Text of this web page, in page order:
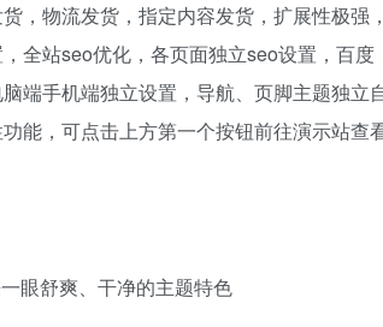
，物流发货，指定内容发货，扩展性极强
全站seo优化，各页面独立seo设置，百度
端手机端独立设置，导航、页脚主题独立
能，可点击上方第一个按钮前往演示站查
眼舒爽、干净的主题特色